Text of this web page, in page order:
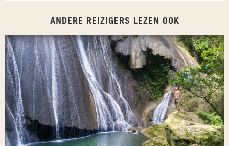
ANDERE REIZIGERS LEZEN OOK